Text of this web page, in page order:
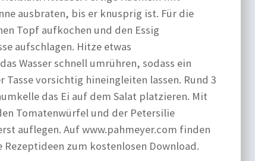
ausbraten, bis er knusprig ist. Für die
Topf aufkochen und den Essig
aufschlagen. Hitze etwas
Wasser schnell umrühren, sodass ein
vorsichtig hineingleiten lassen. Rund 3
das Ei auf dem Salat platzieren. Mit
Tomatenwürfel und der Petersilie
auflegen. Auf www.pahmeyer.com finden
zum kostenlosen Download.